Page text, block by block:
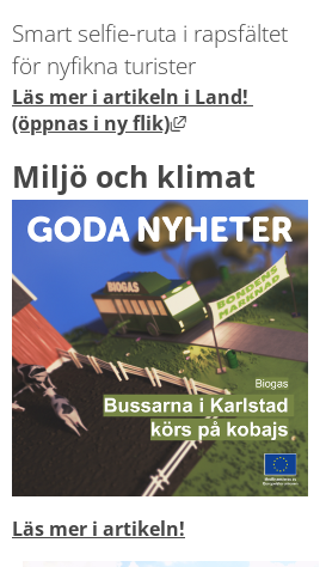
Smart selfie-ruta i rapsfältet
för nyfikna turister
Läs mer i artikeln i Land!
(öppnas i ny flik) Länk till
Miljö och klimat
Läs mer i artikeln!